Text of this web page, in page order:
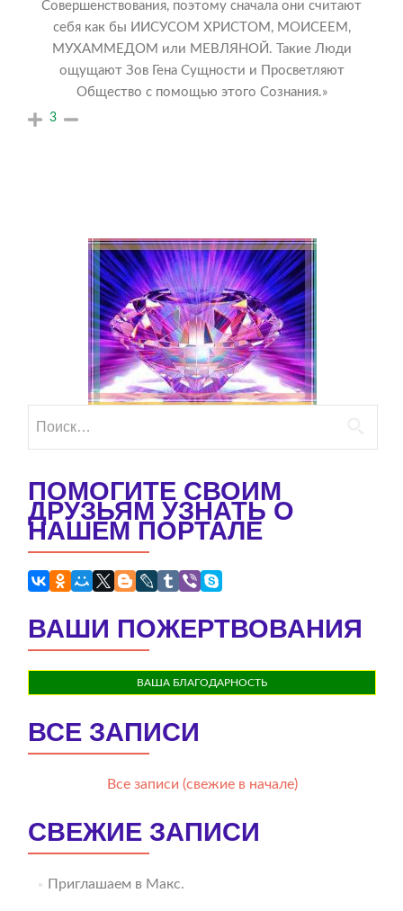
Совершенствования, поэтому сначала они считают
себя как бы ИИСУСОМ ХРИСТОМ, МОИСЕЕМ,
МУХАММЕДОМ или МЕВЛЯНОЙ. Такие Люди
ощущают Зов Гена Сущности и Просветляют
Общество с помощью этого Сознания.»
3
ПОМОГИТЕ СВОИМ
ДРУЗЬЯМ УЗНАТЬ О
НАШЕМ ПОРТАЛЕ
ВАШИ ПОЖЕРТВОВАНИЯ
ВАША БЛАГОДАРНОСТЬ
ВСЕ ЗАПИСИ
Все записи (свежие в начале)
СВЕЖИЕ ЗАПИСИ
Приглашаем в Макс.